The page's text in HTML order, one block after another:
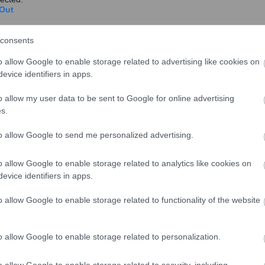
allow Google to enable storage related to advertising like cookies on
identifiers in apps.
allow my user data to be sent to Google for online advertising
allow Google to send me personalized advertising.
allow Google to enable storage related to analytics like cookies on
identifiers in apps.
allow Google to enable storage related to functionality of the website
allow Google to enable storage related to personalization.
το μεταπολεμικό παρελθόν είναι το όνομα
Γιουγκοσλαβική Δημοκρατία της Μακεδονίας».
βάρος. Στα ζητήματα εξωτερικής πολιτικής η
κινδύνους. Ετσι, οι εκκρεμότητες σε
όπως αυτές των Βαλκανίων, που ιστορικά
την πιθανότητα μία μελλοντική γενιά (ή ακόμα
περιπέτεια. Αν θέλουμε, λοιπόν, να μειώσουμε τους
στις εκκρεμότητες που υπάρχουν (υφαλοκρηπίδα
όμως, αυτό δεν είναι εύκολο να γίνει. Οπουδήποτε
λύσεις είναι πολύ δύσκολο να βρεθούν.
πρόβλημα της ΠΓΔΜ.